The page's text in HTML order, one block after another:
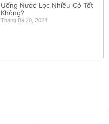
Uống Nước Lọc Nhiều Có Tốt
Không?
Tháng Ba 20, 2024